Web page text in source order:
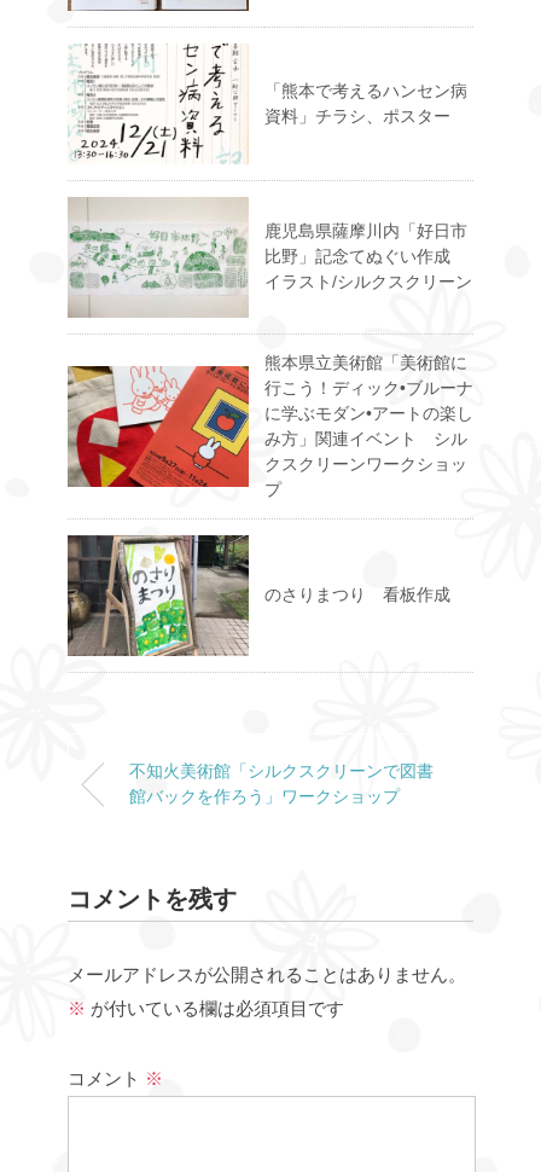
「熊本で考えるハンセン病
資料」チラシ、ポスター
鹿児島県薩摩川内「好日市
比野」記念てぬぐい作成
イラスト/シルクスクリーン
熊本県立美術館「美術館に
行こう！ディック•ブルーナ
に学ぶモダン•アートの楽し
み方」関連イベント シル
クスクリーンワークショッ
プ
のさりまつり 看板作成
不知火美術館「シルクスクリーンで図書
館バックを作ろう」ワークショップ
コメントを残す
メールアドレスが公開されることはありません。
※ が付いている欄は必須項目です
コメント ※